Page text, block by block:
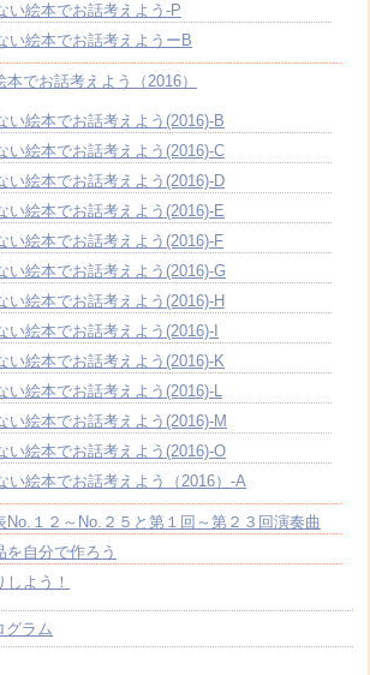
い絵本でお話考えよう-P
い絵本でお話考えようーB
でお話考えよう（2016）
い絵本でお話考えよう(2016)-B
い絵本でお話考えよう(2016)-C
い絵本でお話考えよう(2016)-D
い絵本でお話考えよう(2016)-E
い絵本でお話考えよう(2016)-F
い絵本でお話考えよう(2016)-G
い絵本でお話考えよう(2016)-H
い絵本でお話考えよう(2016)-I
い絵本でお話考えよう(2016)-K
い絵本でお話考えよう(2016)-L
い絵本でお話考えよう(2016)-M
い絵本でお話考えよう(2016)-O
い絵本でお話考えよう（2016）-A
No.１２～No.２５と第１回～第２３回演奏曲
を自分で作ろう
よう！
グラム